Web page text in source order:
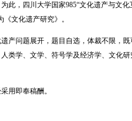
，四川大学国家985“文化遗产与文化
文化遗产研究》。
问题展开，题目自选，体裁不限，既
类学、文学、符号学及经济学、文化
用即奉稿酬。